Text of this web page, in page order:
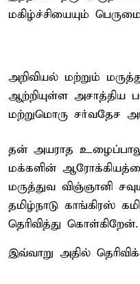
மகிழ்ச்சியையும்
அறிவியல் மற்றும்
ஆற்றியுள்ள அசாத்திய
மற்றுமொரு சர்வதேச
தன் அயராத
மக்களின்
மருத்துவ விஞ்ஞானி
தமிழ்நாடு காங்கிரஸ்
தெரிவித்து கொள்கிறேன்.
இவ்வாறு அதில்